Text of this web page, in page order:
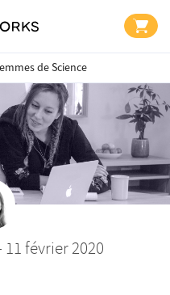
de Science
février 2020